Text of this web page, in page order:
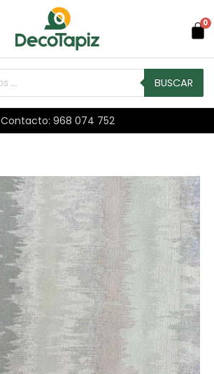
0
BUSCAR
Contacto: 968 074 752